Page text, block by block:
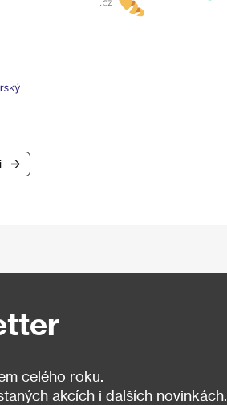
celého roku.
akcích i dalších novinkách.